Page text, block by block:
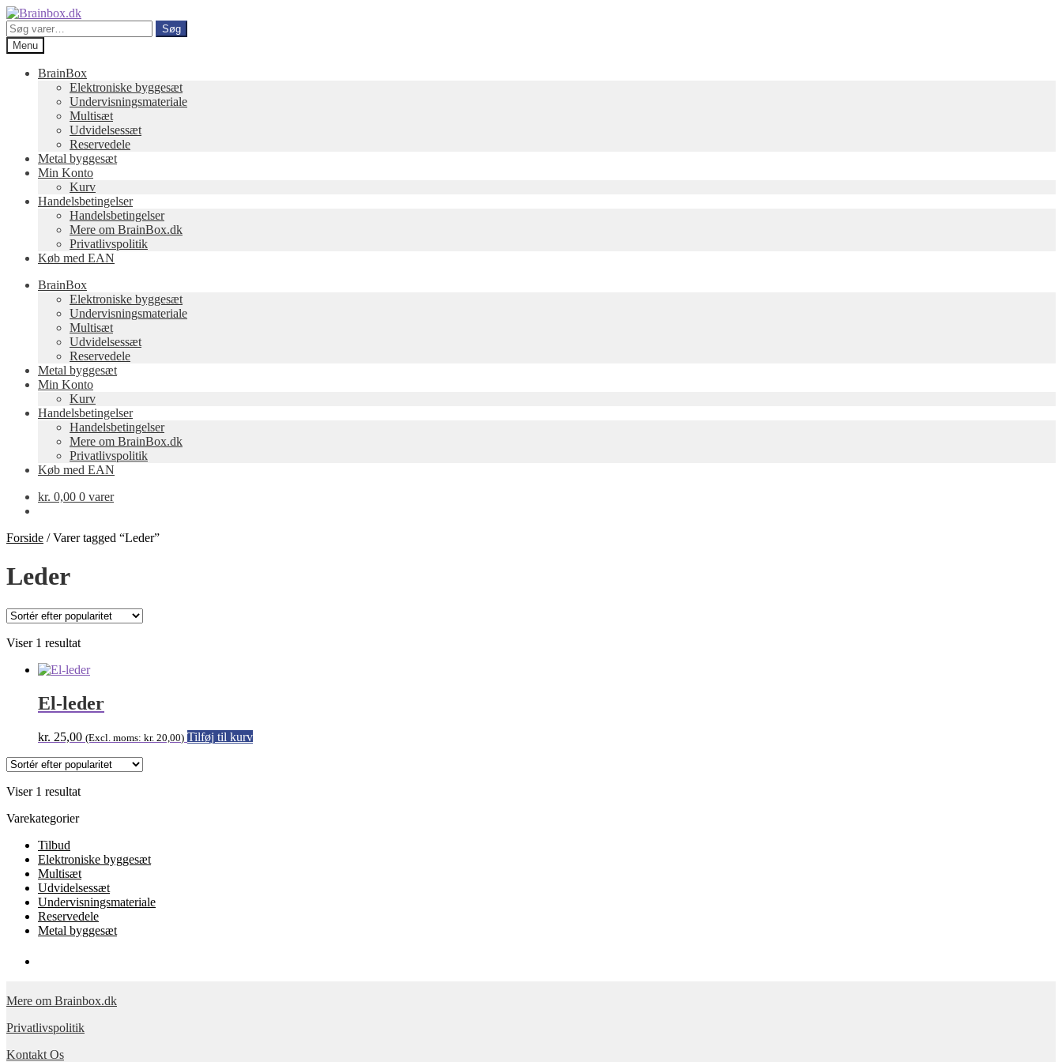
Spring
til
navigation
Spring
til
indhold
Søg
efter:
Søg
Menu
BrainBox
Elektroniske byggesæt
Undervisningsmateriale
Multisæt
Udvidelsessæt
Reservedele
Metal byggesæt
Min Konto
Kurv
Handelsbetingelser
Handelsbetingelser
Mere om BrainBox.dk
Privatlivspolitik
Køb med EAN
BrainBox
Elektroniske byggesæt
Undervisningsmateriale
Multisæt
Udvidelsessæt
Reservedele
Metal byggesæt
Min Konto
Kurv
Handelsbetingelser
Handelsbetingelser
Mere om BrainBox.dk
Privatlivspolitik
Køb med EAN
kr. 0,00 0 varer
Forside /Varer tagged “Leder”
Leder
Viser 1 resultat
El-leder
kr. 25,00 (Excl. moms: kr. 20,00) Tilføj til kurv
Viser 1 resultat
Varekategorier
Tilbud
Elektroniske byggesæt
Multisæt
Udvidelsessæt
Undervisningsmateriale
Reservedele
Metal byggesæt
Mere om Brainbox.dk
Privatlivspolitik
Kontakt Os